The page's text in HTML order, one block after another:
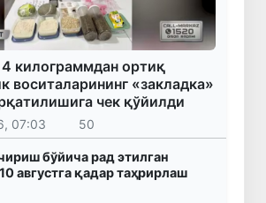
килограммдан ортиқ
воситаларининг «закладка»
чек қўйилди
07:03 50
бўйича рад этилган
августга қадар таҳрирлаш